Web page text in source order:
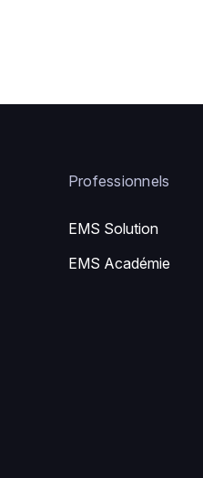
Professionnels
EMS Solution
EMS Académie